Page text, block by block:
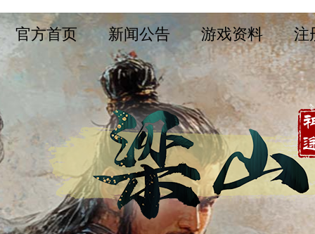
官方首页 新闻公告 游戏资料 注